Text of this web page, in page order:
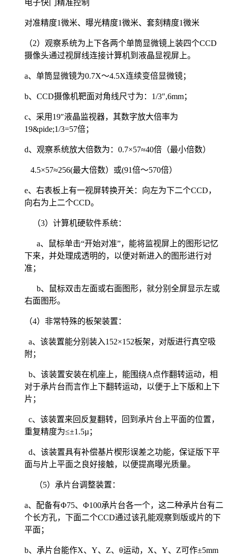
电子快门精准控制
对准精度1微米、曝光精度1微米、套刻精度1微米
（2）观察系统为上下各两个单筒显微镜上装四个CCD
摄像头通过视屏线连接计算机到液晶显视屏上。
a、单筒显微镜为0.7X～4.5X连续变倍显微镜；
b、CCD摄像机靶面对角线尺寸为：1/3″,6mm；
c、采用19″液晶监视器，其数字放大倍率为
19&pide;1/3=57倍；
d、观察系统放大倍数为：0.7×57≈40倍（最小倍数）
4.5×57≈256(最大倍数）或(91倍～570倍）
e、右表板上有一视屏转换开关：向左为下二个CCD，
向右为上二个CCD。
（3）计算机硬软件系统：
a、鼠标单击“开始对准”，能将监视屏上的图形记忆
下来，并处理成透明的，以便对新进入的图形进行对
准；
b、鼠标双击左面或右面图形，就分别全屏显示左或
右面图形。
（4）非常特殊的板架装置：
a、该装置能分别装入152×152板架，对版进行真空吸
附；
b、该装置安装在机座上，能围绕A点作翻转运动，相
对于承片台而言作上下翻转运动，以便于上下版和上下
片；
c、该装置来回反复翻转，回到承片台上平面的位置，
重复精度为≤±1.5µ；
d、该装置具有补偿基片楔形误差之功能，保证版下平
面与片上平面之良好接触，以便提高曝光质量。
（5）承片台调整装置：
a、配备有Φ75、Φ100承片台各一个，这二种承片台有二
个长方孔，下面二个CCD通过该孔能观察到版或片的下
平面；
b、承片台能作X、Y、Z、θ运动，X、Y、Z可作±5mm